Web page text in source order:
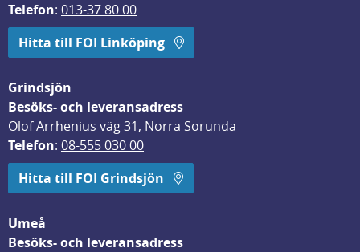
Telefon: 013-37 80 00
Hitta till FOI Linköping
Grindsjön
Besöks- och leveransadress
Olof Arrhenius väg 31, Norra Sorunda
Telefon: 08-555 030 00
Hitta till FOI Grindsjön
Umeå
Besöks- och leveransadress